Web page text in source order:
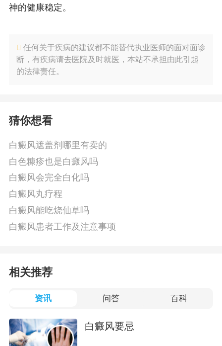
神的健康稳定。
任何关于疾病的建议都不能替代执业医师的面对面诊
断，有疾病请去医院及时就医，本站不承担由此引起
的法律责任。
猜你想看
白癜风遮盖剂哪里有卖的
白色糠疹也是白癜风吗
白癜风会完全白化吗
白癜风丸疗程
白癜风能吃烧仙草吗
白癜风患者工作及注意事项
相关推荐
资讯 问答 百科
白癜风要忌